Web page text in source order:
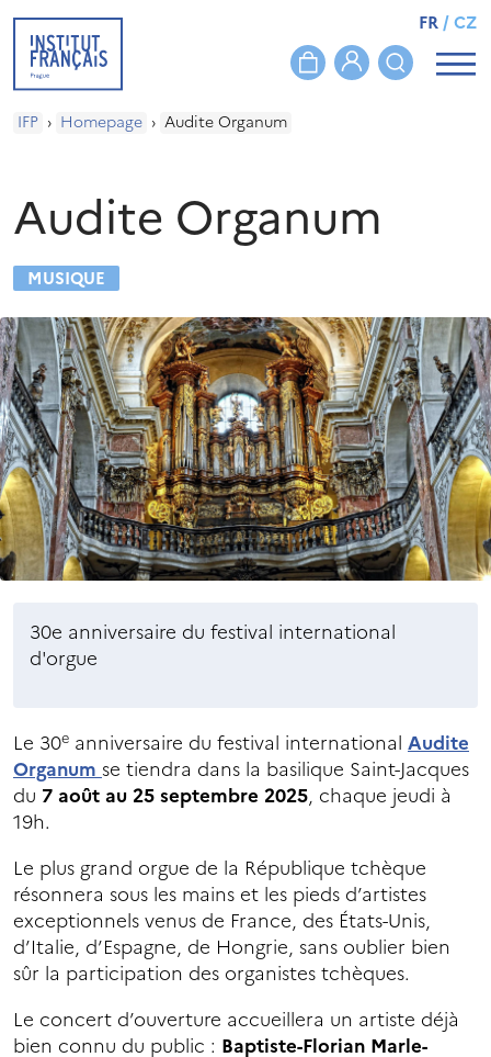
FR/CZ
IFP › Homepage › Audite Organum
Audite Organum
MUSIQUE
30e anniversaire du festival international
d'orgue
Le 30e anniversaire du festival international Audite
Organumse tiendra dans la basilique Saint-Jacques
du 7 août au 25 septembre 2025, chaque jeudi à
19h.
Le plus grand orgue de la République tchèque
résonnera sous les mains et les pieds d’artistes
exceptionnels venus de France, des États-Unis,
d’Italie, d’Espagne, de Hongrie, sans oublier bien
sûr la participation des organistes tchèques.
Le concert d’ouverture accueillera un artiste déjà
bien connu du public : Baptiste-Florian Marle-